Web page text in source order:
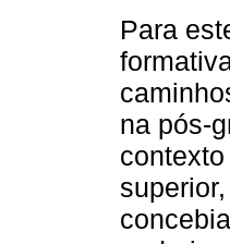
Para
na pós-